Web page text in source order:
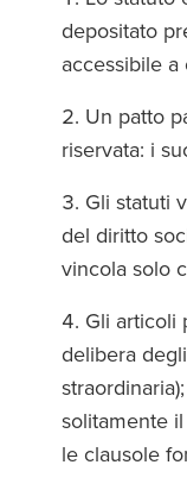
depositato
accessibile
Un patto
riservata: i
Gli statuti
del diritto
vincola solo
Gli articoli
delibera
solitamente
le clausole